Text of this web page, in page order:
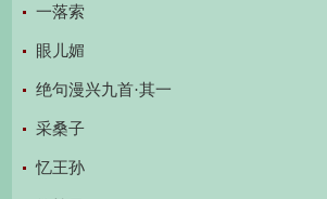
一落索
眼儿媚
绝句漫兴九首·其一
采桑子
忆王孙